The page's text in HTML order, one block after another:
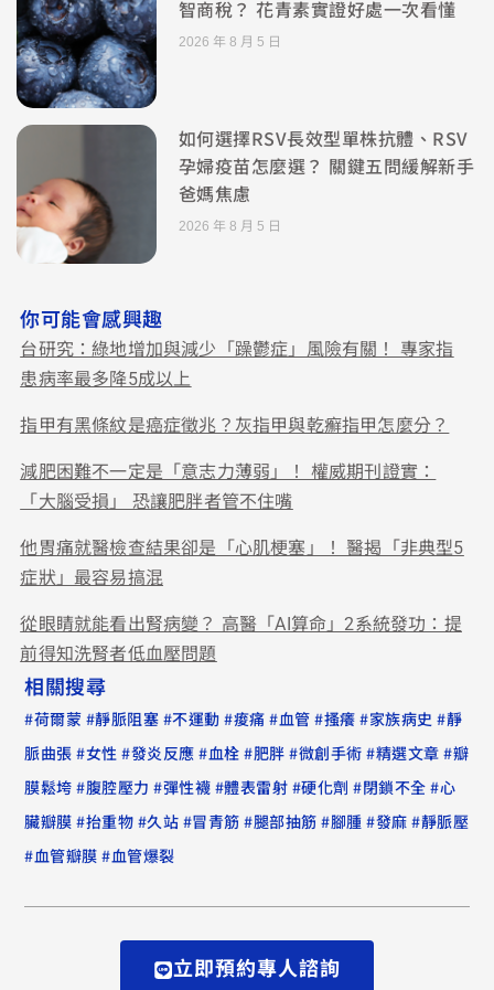
智商稅？ 花青素實證好處一次看懂
2026 年 8 月 5 日
如何選擇RSV長效型單株抗體、RSV
孕婦疫苗怎麼選？ 關鍵五問緩解新手
爸媽焦慮
2026 年 8 月 5 日
你可能會感興趣
台研究：綠地增加與減少「躁鬱症」風險有關！ 專家指
患病率最多降5成以上
指甲有黑條紋是癌症徵兆？灰指甲與乾癬指甲怎麼分？
減肥困難不一定是「意志力薄弱」！ 權威期刊證實：
「大腦受損」 恐讓肥胖者管不住嘴
他胃痛就醫檢查結果卻是「心肌梗塞」！ 醫揭「非典型5
症狀」最容易搞混
從眼睛就能看出腎病變？ 高醫「AI算命」2系統發功：提
前得知洗腎者低血壓問題
相關搜尋
#荷爾蒙 #靜脈阻塞 #不運動 #痠痛 #血管 #搔癢 #家族病史 #靜
脈曲張 #女性 #發炎反應 #血栓 #肥胖 #微創手術 #精選文章 #瓣
膜鬆垮 #腹腔壓力 #彈性襪 #體表雷射 #硬化劑 #閉鎖不全 #心
臟瓣膜 #抬重物 #久站 #冒青筋 #腿部抽筋 #腳腫 #發麻 #靜脈壓
#血管瓣膜 #血管爆裂
立即預約專人諮詢